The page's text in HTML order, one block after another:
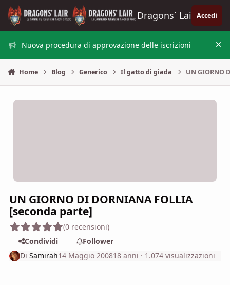
Vai al contenuto
Dragons´ Lair Accedi
Nuova procedura di approvazione delle iscrizioni
Home Blog Generico Il gatto di giada UN GIORNO
UN GIORNO DI DORNIANA FOLLIA
[seconda parte]
(0 recensioni)
Condividi
Follower
DiSamirah14 Maggio 200818 anni · 1.074 visualizzazioni